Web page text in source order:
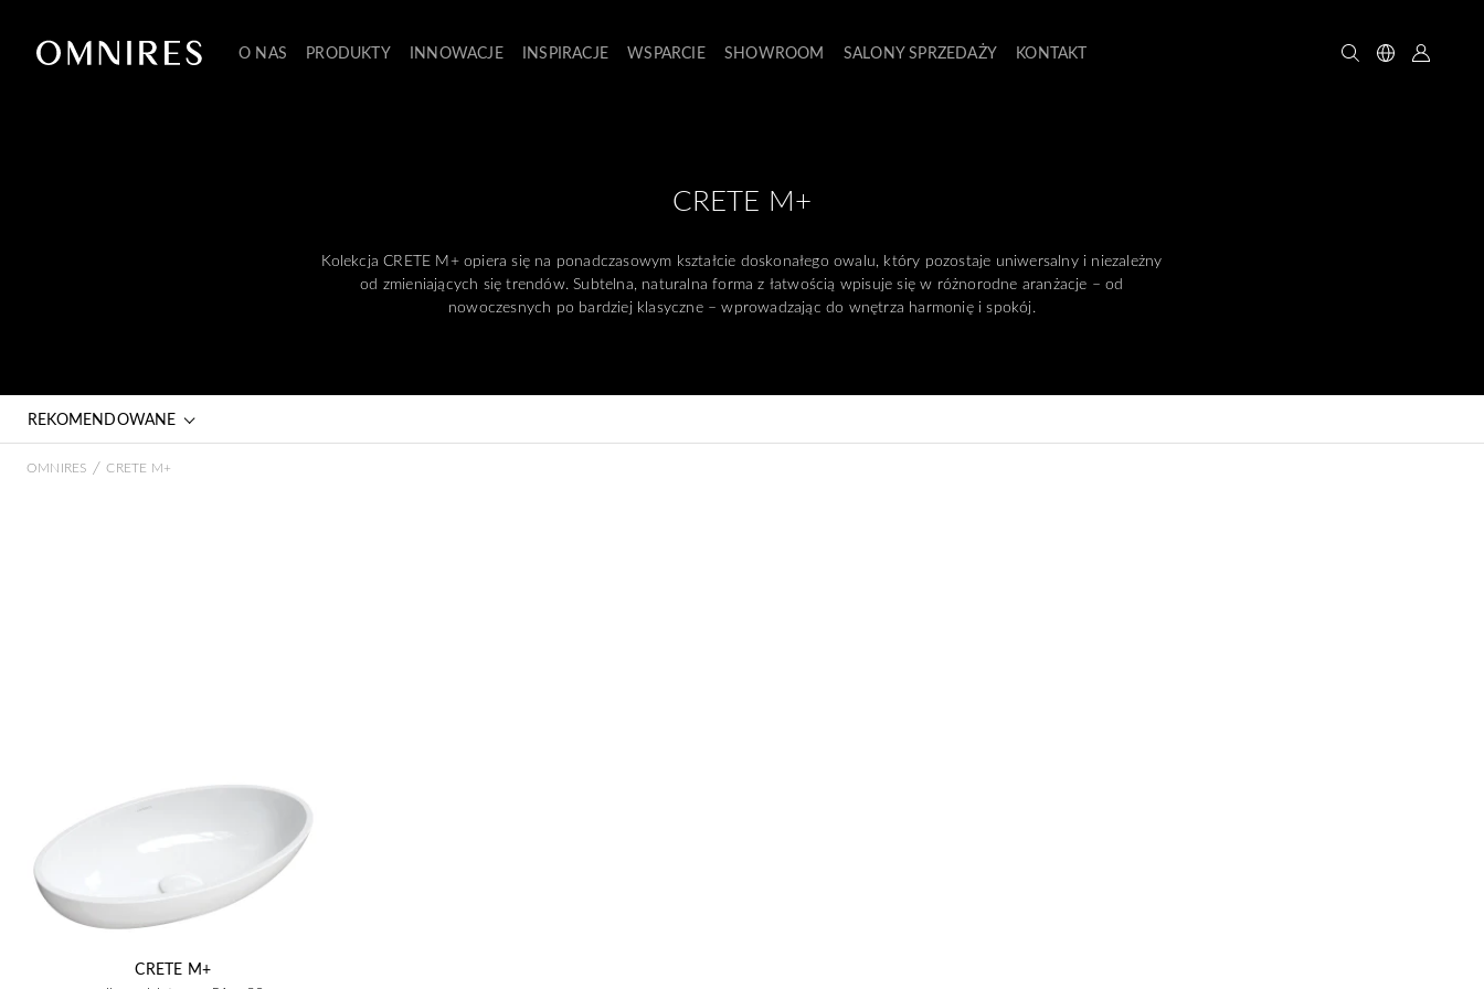
O NAS PRODUKTY INNOWACJE INSPIRACJE WSPARCIE SHOWROOM SALONY SPRZEDAŻY KONTAKT
CRETE M+
Kolekcja CRETE M+ opiera się na ponadczasowym kształcie doskonałego owalu, który pozostaje uniwersalny i niezależny
od zmieniających się trendów. Subtelna, naturalna forma z łatwością wpisuje się w różnorodne aranżacje – od
nowoczesnych po bardziej klasyczne – wprowadzając do wnętrza harmonię i spokój.
REKOMENDOWANE
OMNIRES / CRETE M+
CRETE M+